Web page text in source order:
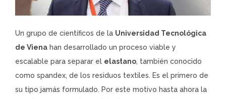
Un grupo de científicos de la Universidad Tecnológica
de Viena han desarrollado un proceso viable y
escalable para separar el elastano, también conocido
como spandex, de los residuos textiles. Es el primero de
su tipo jamás formulado. Por este motivo hasta ahora la